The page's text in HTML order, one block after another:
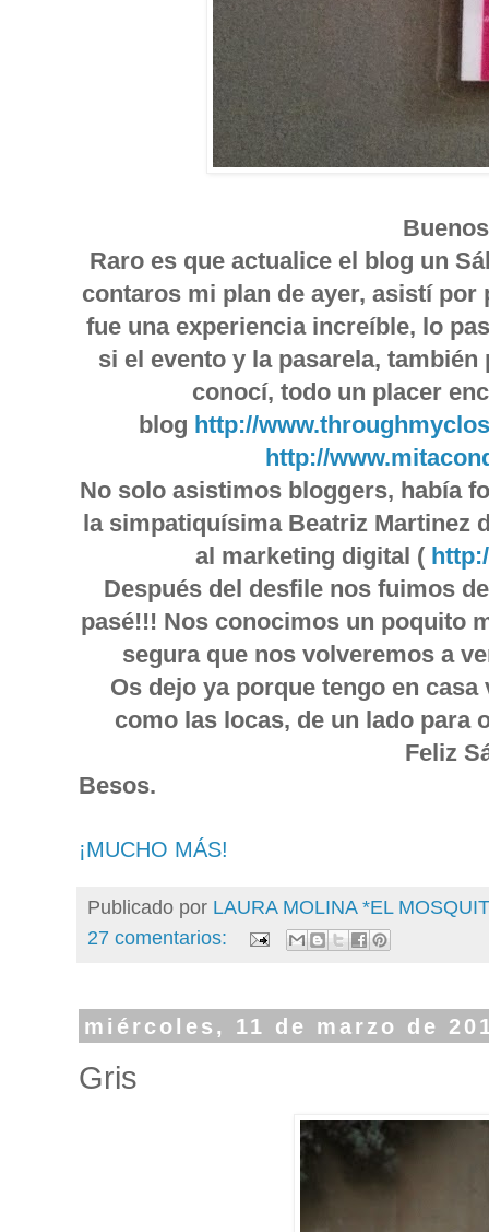
Raro es que actualice el blog un
contaros mi plan de ayer, asistí por
fue una experiencia increíble, lo
si el evento y la pasarela,
conocí, todo un placer
blog http://
http://
No solo asistimos bloggers, había
la simpatiquísima Beatriz Martinez
al marketing digital (
Después del desfile nos fuimos
pasé!!! Nos conocimos un poquito
segura que nos volveremos a
Os dejo ya porque tengo en
como las locas, de un lado para
Feliz
Besos.
¡MUCHO MÁS!
Publicado por LAURA MOLINA *EL
27 comentarios:
miércoles, 11 de marzo de
Gris